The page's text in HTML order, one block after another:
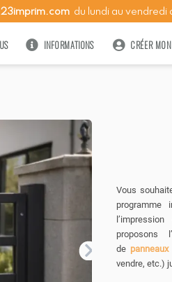
du lundi au vendredi
INFORMATIONS CRÉER
Vous
programme
proposons
de
vendre, etc.)